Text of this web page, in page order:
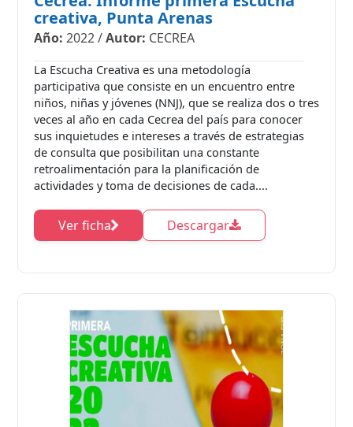
creativa, Punta Arenas
Año: 2022/Autor: CECREA
La Escucha Creativa es una metodología
participativa que consiste en un encuentro entre
niños, niñas y jóvenes (NNJ), que se realiza dos o tres
veces al año en cada Cecrea del país para conocer
sus inquietudes e intereses a través de estrategias
de consulta que posibilitan una constante
retroalimentación para la planificación de
actividades y toma de decisiones de cada....
Ver ficha Descargar